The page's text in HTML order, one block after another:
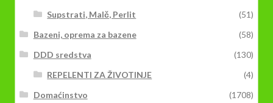
Supstrati, Malč, Perlit
(51)
Bazeni, oprema za bazene
(58)
DDD sredstva
(130)
REPELENTI ZA ŽIVOTINJE
(4)
Domaćinstvo
(1708)